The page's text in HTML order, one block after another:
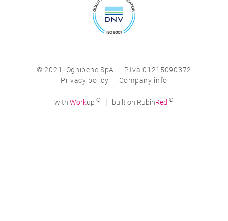
© 2021, Ognibene SpA
P.Iva 01215090372
Privacy policy
Company info
with Workup ® | built on RubinRed ®